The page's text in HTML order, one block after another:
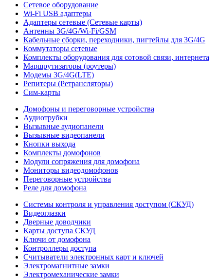
Сетевое оборудование
Wi-Fi USB адаптеры
Адаптеры сетевые (Сетевые карты)
Антенны 3G/4G/Wi-Fi/GSM
Кабельные сборки, переходники, пигтейлы для 3G/4G
Коммутаторы сетевые
Комплекты оборудования для сотовой связи, интернета
Маршрутизаторы (роутеры)
Модемы 3G/4G(LTE)
Репитеры (Ретрансляторы)
Сим-карты
Домофоны и переговорные устройства
Аудиотрубки
Вызывные аудиопанели
Вызывные видеопанели
Кнопки выхода
Комплекты домофонов
Модули сопряжения для домофона
Мониторы видеодомофонов
Переговорные устройства
Реле для домофона
Системы контроля и управления доступом (СКУД)
Видеоглазки
Дверные доводчики
Карты доступа СКУД
Ключи от домофона
Контроллеры доступа
Считыватели электронных карт и ключей
Электромагнитные замки
Электромеханические замки